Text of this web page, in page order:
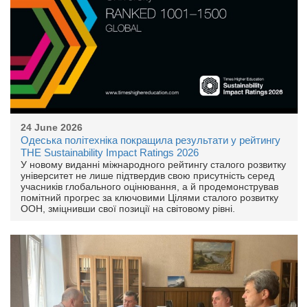
24 June 2026
Одеська політехніка покращила результати у рейтингу
THE Sustainability Impact Ratings 2026
У новому виданні міжнародного рейтингу сталого розвитку
університет не лише підтвердив свою присутність серед
учасників глобального оцінювання, а й продемонстрував
помітний прогрес за ключовими Цілями сталого розвитку
ООН, зміцнивши свої позиції на світовому рівні.